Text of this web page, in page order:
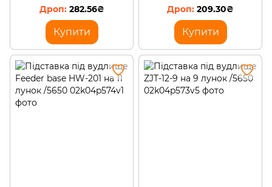
282.56₴
Купити
209.30₴
Купити